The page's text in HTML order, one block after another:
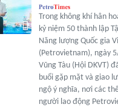
Trong không khí hân
kỷ niệm 50 thành lập
Năng lượng Quốc gia
(Petrovietnam), ngày
Vũng Tàu (Hội DKVT)
buổi gặp mặt và giao
ngộ ý nghĩa, nơi các
người lao động